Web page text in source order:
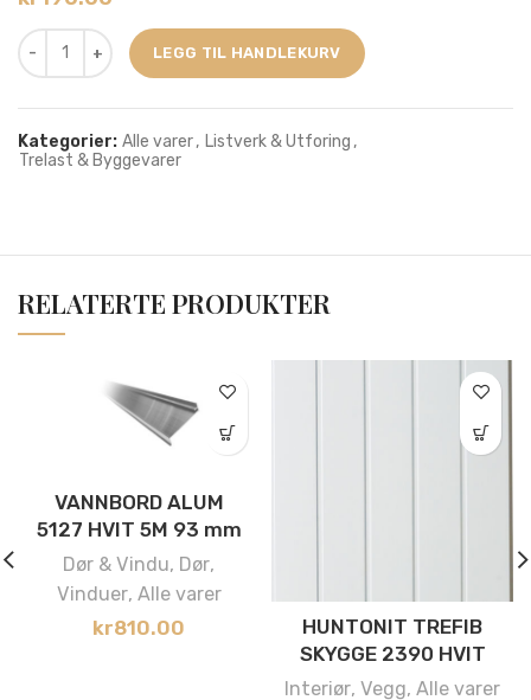
LEGG TIL HANDLEKURV
Kategorier: Alle varer, Listverk & Utforing ,
Trelast & Byggevarer
RELATERTE PRODUKTER
VANNBORD ALUM
5127 HVIT 5M 93 mm
Dør & Vindu, Dør,
Vinduer, Alle varer
kr810.00
HUNTONIT TREFIB
SKYGGE 2390 HVIT
Interiør, Vegg, Alle varer